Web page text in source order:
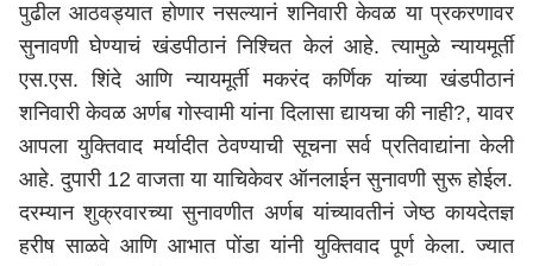
पुढील आठवड्यात होणार नसल्यानं शनिवारी केवळ या प्रकरणावर
सुनावणी घेण्याचं खंडपीठानं निश्चित केलं आहे. त्यामुळे न्यायमूर्ती
एस.एस. शिंदे आणि न्यायमूर्ती मकरंद कर्णिक यांच्या खंडपीठानं
शनिवारी केवळ अर्णब गोस्वामी यांना दिलासा द्यायचा की नाही?, यावर
आपला युक्तिवाद मर्यादीत ठेवण्याची सूचना सर्व प्रतिवाद्यांना केली
आहे. दुपारी 12 वाजता या याचिकेवर ऑनलाईन सुनावणी सुरू होईल.
दरम्यान शुक्रवारच्या सुनावणीत अर्णब यांच्यावतीनं जेष्ठ कायदेतज्ञ
हरीष साळवे आणि आभात पोंडा यांनी युक्तिवाद पूर्ण केला. ज्यात